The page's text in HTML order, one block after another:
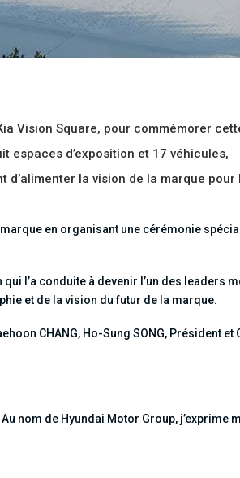
Vision Square, pour commémorer
espaces d’exposition et 17 véhicules,
la vision de la marque pour
en organisant une cérémonie
l’a conduite à devenir l’un des
et de la vision du futur de la marque.
CHANG, Ho-Sung SONG, Président
nom de Hyundai Motor Group,